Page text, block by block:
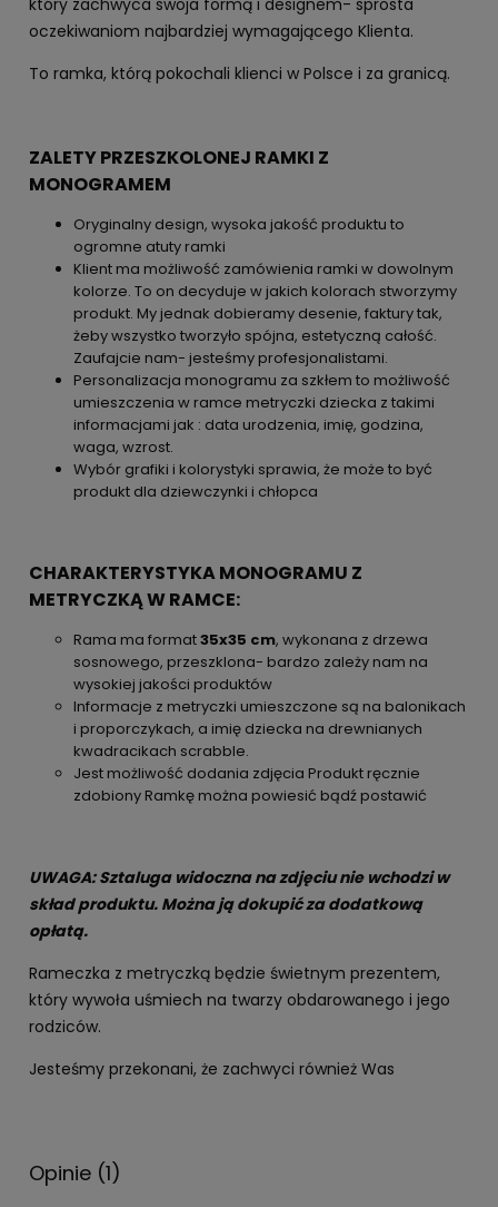
oczekiwaniom najbardziej wymagającego Klienta.
To ramka, którą pokochali klienci w Polsce i za granicą.
ZALETY PRZESZKOLONEJ RAMKI Z
MONOGRAMEM
Oryginalny design, wysoka jakość produktu to
ogromne atuty ramki
Klient ma możliwość zamówienia ramki w dowolnym
kolorze. To on decyduje w jakich kolorach stworzymy
produkt. My jednak dobieramy desenie, faktury tak,
żeby wszystko tworzyło spójna, estetyczną całość.
Zaufajcie nam- jesteśmy profesjonalistami.
Personalizacja monogramu za szkłem to możliwość
umieszczenia w ramce metryczki dziecka z takimi
informacjami jak : data urodzenia, imię, godzina,
waga, wzrost.
Wybór grafiki i kolorystyki sprawia, że może to być
produkt dla dziewczynki i chłopca
CHARAKTERYSTYKA MONOGRAMU Z
METRYCZKĄ W RAMCE:
Rama ma format35x35 cm, wykonana z drzewa
sosnowego, przeszklona- bardzo zależy nam na
wysokiej jakości produktów
Informacje z metryczki umieszczone są na balonikach
i proporczykach, a imię dziecka na drewnianych
kwadracikach scrabble.
Jest możliwość dodania zdjęcia Produkt ręcznie
zdobiony Ramkę można powiesić bądź postawić
UWAGA: Sztaluga widoczna na zdjęciu nie wchodzi w
skład produktu. Można ją dokupić za dodatkową
opłatą.
Rameczka z metryczką będzie świetnym prezentem,
który wywoła uśmiech na twarzy obdarowanego i jego
rodziców.
Jesteśmy przekonani, że zachwyci również Was
Opinie (1)